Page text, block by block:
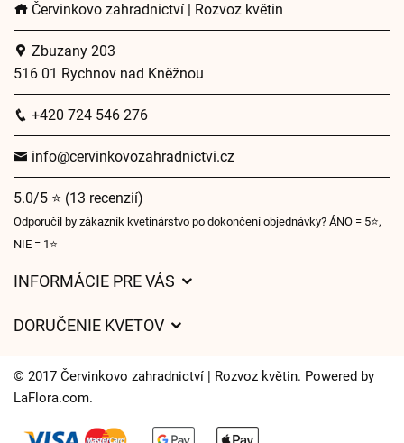
Červinkovo zahradnictví | Rozvoz květin
Zbuzany 203
516 01 Rychnov nad Kněžnou
+420 724 546 276
info@cervinkovozahradnictvi.cz
5.0/5 ⭐ (13 recenzií)
Odporučil by zákazník kvetinárstvo po dokončení objednávky? ÁNO = 5⭐,
NIE = 1⭐
INFORMÁCIE PRE VÁS
Časy doručenia kvetov – prehľad možností
DORUČENIE KVETOV
Kam doručujeme kvety
© 2017 Červinkovo zahradnictví | Rozvoz květin. Powered by
LaFlora.com.